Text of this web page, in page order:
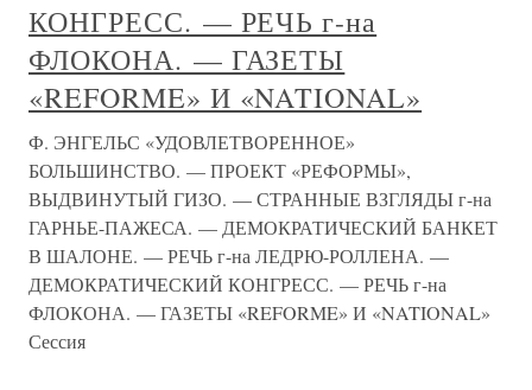
КОНГРЕСС. — РЕЧЬ г-на
ФЛОКОНА. — ГАЗЕТЫ
«REFORME» И «NATIONAL»
Ф. ЭНГЕЛЬС «УДОВЛЕТВОРЕННОЕ»
БОЛЬШИНСТВО. — ПРОЕКТ «РЕФОРМЫ»,
ВЫДВИНУТЫЙ ГИЗО. — СТРАННЫЕ ВЗГЛЯДЫ г-на
ГАРНЬЕ-ПАЖЕСА. — ДЕМОКРАТИЧЕСКИЙ БАНКЕТ
В ШАЛОНЕ. — РЕЧЬ г-на ЛЕДРЮ-РОЛЛЕНА. —
ДЕМОКРАТИЧЕСКИЙ КОНГРЕСС. — РЕЧЬ г-на
ФЛОКОНА. — ГАЗЕТЫ «REFORME» И «NATIONAL»
Сессия